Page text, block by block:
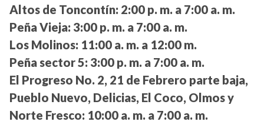
Altos de Toncontín: 2:00 p. m. a 7:00 a. m.
Peña Vieja: 3:00 p. m. a 7:00 a. m.
Los Molinos: 11:00 a. m. a 12:00 m.
Peña sector 5: 3:00 p. m. a 7:00 a. m.
El Progreso No. 2, 21 de Febrero parte baja,
Pueblo Nuevo, Delicias, El Coco, Olmos y
Norte Fresco: 10:00 a. m. a 7:00 a. m.